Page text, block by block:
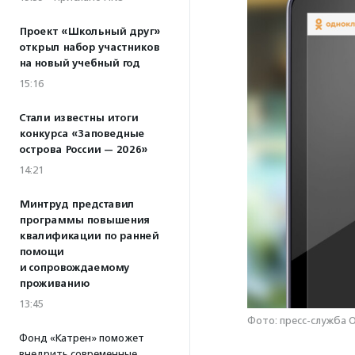
Проект «Школьный друг»
открыл набор участников
на новый учебный год
15:16
Стали известны итоги
конкурса «Заповедные
острова России — 2026»
14:21
Минтруд представил
программы повышения
квалификации по ранней
помощи
и сопровождаемому
проживанию
13:45
Фонд «Катрен» поможет
Фото: пресс-служба